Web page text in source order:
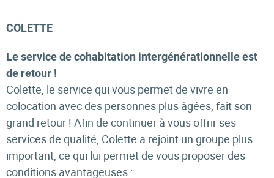
COLETTE
Le service de cohabitation intergénérationnelle est
de retour !
Colette, le service qui vous permet de vivre en
colocation avec des personnes plus âgées, fait son
grand retour ! Afin de continuer à vous offrir ses
services de qualité, Colette a rejoint un groupe plus
important, ce qui lui permet de vous proposer des
conditions avantageuses :